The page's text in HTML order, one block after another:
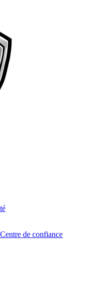
Centre de confiance